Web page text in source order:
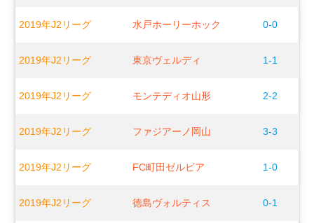
2019年J2リーグ 水戸ホーリーホック 0-0
2019年J2リーグ 東京ヴェルディ 1-1
2019年J2リーグ モンテディオ山形 2-2
2019年J2リーグ ファジアーノ岡山 3-3
2019年J2リーグ FC町田ゼルビア 1-0
2019年J2リーグ 徳島ヴォルティス 0-1